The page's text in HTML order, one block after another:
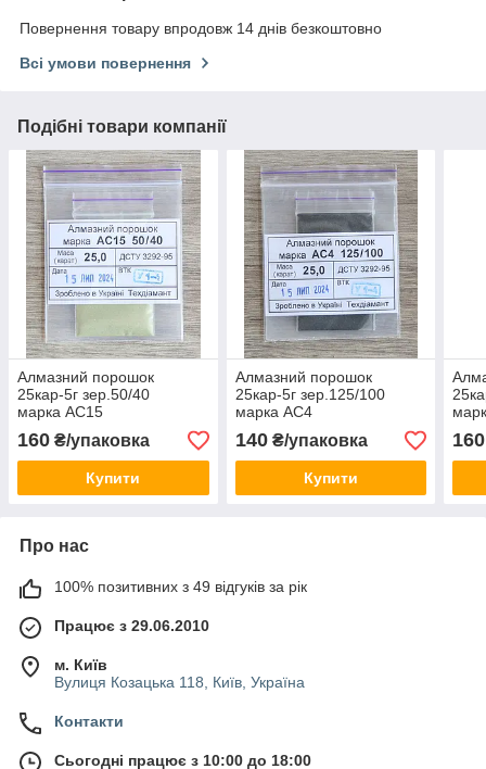
Повернення товару впродовж 14 днів безкоштовно
Всі умови повернення
Подібні товари компанії
Алмазний порошок
25кар-5г зер.50/40
марка АС15
160 ₴/упаковка
Купити
Алмазний порошок
25кар-5г зер.125/100
марка АС4
140₴/упаковка
Купити
160
Про нас
100% позитивних з 49 відгуків за рік
Працює з 29.06.2010
м. Київ
Вулиця Козацька 118, Київ, Україна
Контакти
Сьогодні працює з 10:00 до 18:00